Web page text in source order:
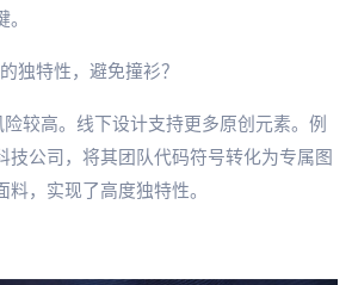
独特性，避免撞衫？
较高。线下设计支持更多原创元素。例
技公司，将其团队代码符号转化为专属图
，实现了高度独特性。